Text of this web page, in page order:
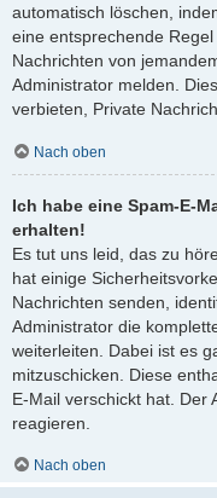
automatisch löschen,
eine entsprechende
Nachrichten von
Administrator melden.
verbieten, Private
Nach oben
Ich habe eine Spam-E-
erhalten!
Es tut uns leid, das zu
hat einige
Nachrichten senden,
Administrator die
weiterleiten. Dabei ist es
mitzuschicken. Diese
E-Mail verschickt hat. Der
reagieren.
Nach oben